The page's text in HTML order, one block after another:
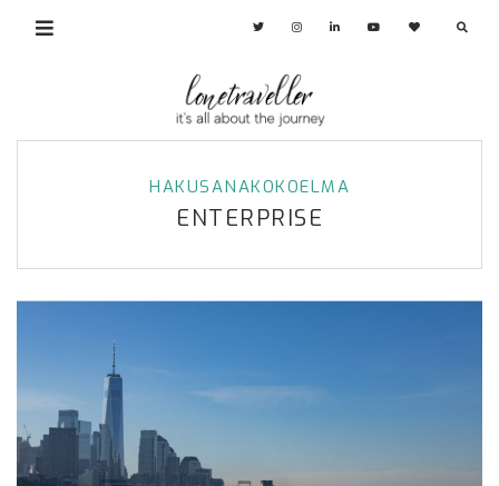
HAKUSANAKOKOELMA
ENTERPRISE